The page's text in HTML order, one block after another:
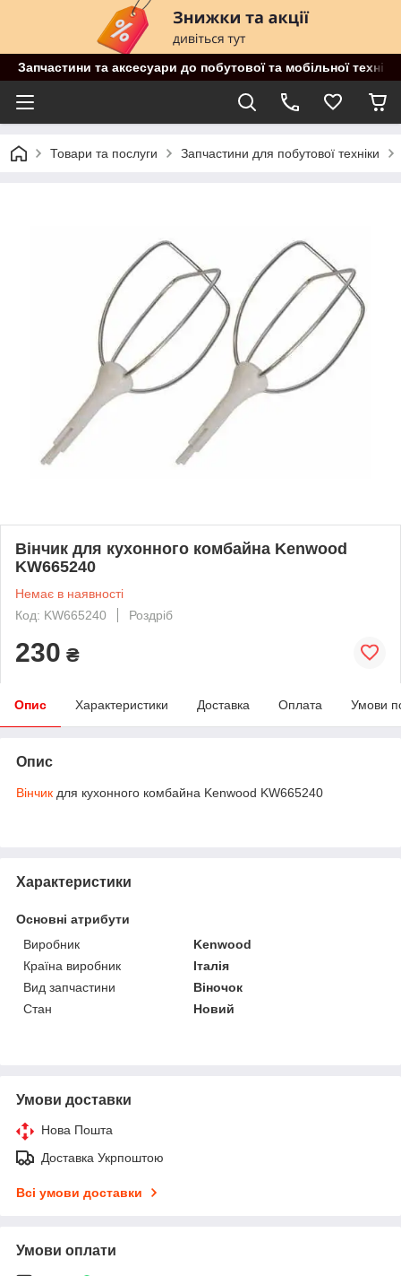
Запчастини та аксесуари до побутової та мобільної
Товари та послуги Запчастини для побутової техніки
Вінчик для кухонного комбайна Kenwood
KW665240
Немає в наявності
Код: KW665240
Роздріб
230 ₴
Опис Характеристики Доставка Оплата Умови
Опис
Вінчик для кухонного комбайна Kenwood KW665240
Характеристики
Основні атрибути
Виробник
Kenwood
Країна виробник
Італія
Вид запчастини
Віночок
Стан
Новий
Умови доставки
Нова Пошта
Доставка Укрпоштою
Всі умови доставки
Умови оплати